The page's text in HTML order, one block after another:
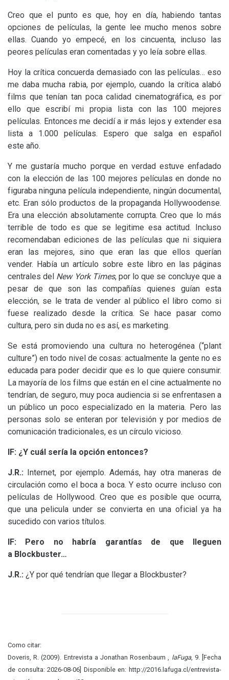
Creo que el punto es que, hoy en día, habiendo tantas
opciones de películas, la gente lee mucho menos sobre
ellas. Cuando yo empecé, en los cincuenta, incluso las
peores películas eran comentadas y yo leía sobre ellas.
Hoy la crítica concuerda demasiado con las películas… eso
me daba mucha rabia, por ejemplo, cuando la crítica alabó
films que tenían tan poca calidad cinematográfica, es por
ello que escribí mi propia lista con las 100 mejores
películas. Entonces me decidí a ir más lejos y extender esa
lista a 1.000 películas. Espero que salga en español
este año.
Y me gustaría mucho porque en verdad estuve enfadado
con la elección de las 100 mejores películas en donde no
figuraba ninguna película independiente, ningún documental,
etc. Eran sólo productos de la propaganda Hollywoodense.
Era una elección absolutamente corrupta. Creo que lo más
terrible de todo es que se legitime esa actitud. Incluso
recomendaban ediciones de las películas que ni siquiera
eran las mejores, sino que eran las que ellos querían
vender. Había un artículo sobre este libro en las páginas
centrales del New York Times, por lo que se concluye que a
pesar de que son las compañías quienes guían esta
elección, se le trata de vender al público el libro como si
fuese realizado desde la crítica. Se hace pasar como
cultura, pero sin duda no es así, es marketing.
Se está promoviendo una cultura no heterogénea (“plant
culture”) en todo nivel de cosas: actualmente la gente no es
educada para poder decidir que es lo que quiere consumir.
La mayoría de los films que están en el cine actualmente no
tendrían, de seguro, muy poca audiencia si se enfrentasen a
un público un poco especializado en la materia. Pero las
personas solo se enteran por televisión y por medios de
comunicación tradicionales, es un círculo vicioso.
lF: ¿Y cuál sería la opción entonces?
J.R.: Internet, por ejemplo. Además, hay otra maneras de
circulación como el boca a boca. Y esto ocurre incluso con
películas de Hollywood. Creo que es posible que ocurra,
que una pelicula under se convierta en una oficial ya ha
sucedido con varios títulos.
lF: Pero no habría garantías de que lleguen
a Blockbuster…
J.R.: ¿Y por qué tendrían que llegar a Blockbuster?
Como citar:
Doveris, R. (2009). Entrevista a Jonathan Rosenbaum , laFuga, 9. [Fecha
de consulta: 2026-08-06] Disponible en: http://2016.lafuga.cl/entrevista-